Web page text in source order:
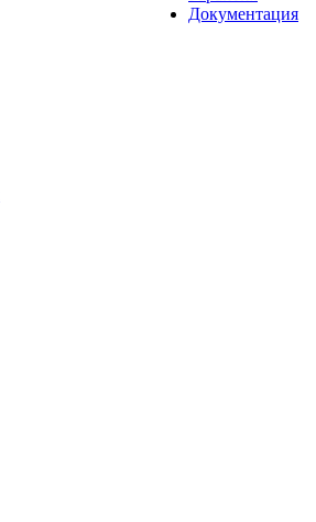
Документация